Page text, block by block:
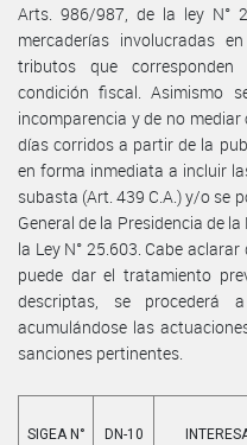
Arts. 986/987, de la ley N°
mercaderías involucradas
tributos que corresponden
condición fiscal. Asimismo
incomparencia y de no
días corridos a partir de la
en forma inmediata a incluir
subasta (Art. 439 C.A.) y/o se
General de la Presidencia de
la Ley N° 25.603. Cabe
puede dar el tratamiento
descriptas, se procederá
acumulándose las
sanciones pertinentes.
SIGEA N° DN-10